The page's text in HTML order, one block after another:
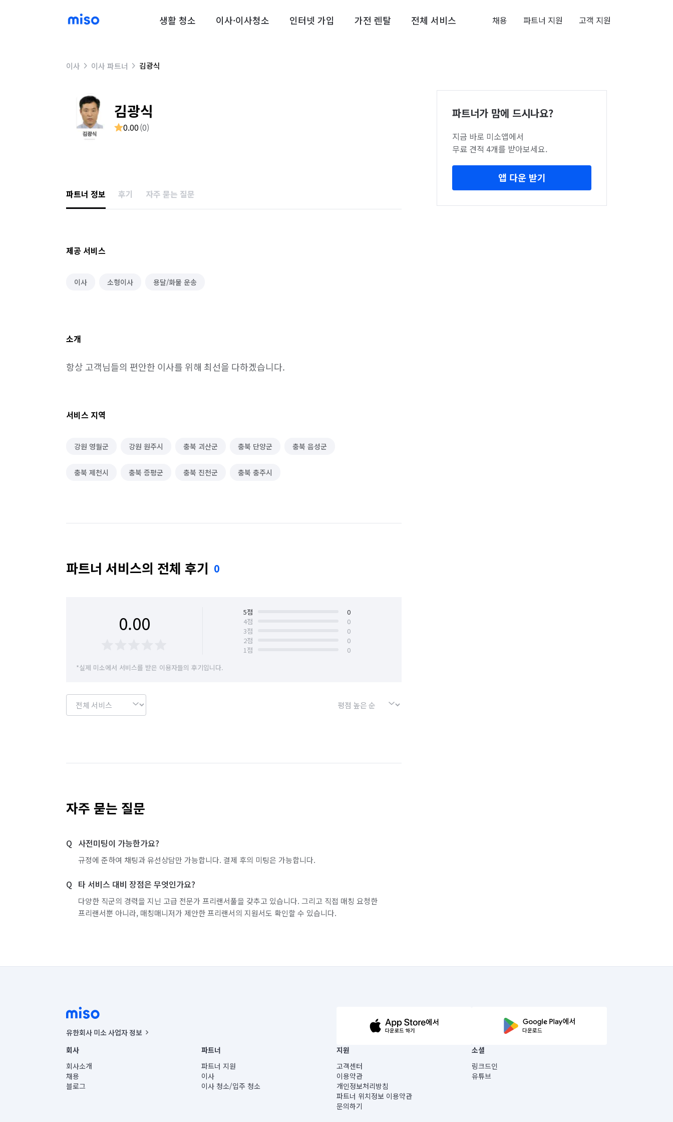
생활 청소 이사·이사청소 인터넷 가입 가전 렌탈 전체 서비스 채용 파트너 지원 고객 지원
이사 이사 파트너 김광식
김광식
0.00(0)
파트너 정보 후기 자주 묻는 질문
제공 서비스
이사 소형이사 용달/화물 운송
소개
항상 고객님들의 편안한 이사를 위해 최선을 다하겠습니다.
서비스 지역
강원 영월군 강원 원주시 충북 괴산군 충북 단양군 충북 음성군
충북 제천시 충북 증평군 충북 진천군 충북 충주시
파트너 서비스의 전체 후기 0
0.00 5점
0
4점
0
3점
0
2점
0
1점
0
*실제 미소에서 서비스를 받은 이용자들의 후기입니다.
자주 묻는 질문
사전미팅이 가능한가요?
규정에 준하여 채팅과 유선상담만 가능합니다. 결제 후의 미팅은 가능합니다.
타 서비스 대비 장점은 무엇인가요?
다양한 직군의 경력을 지닌 고급 전문가 프리랜서풀을 갖추고 있습니다. 그리고 직접 매칭 요청한
프리랜서뿐 아니라, 매칭매니저가 제안한 프리랜서의 지원서도 확인할 수 있습니다.
파트너가 맘에 드시나요?
지금 바로 미소앱에서
무료 견적 4개를 받아보세요.
앱 다운 받기
유한회사 미소 사업자 정보
사업자등록번호 : 291-87-00271 | 인허가번호 : 2016-3220163-14-5-00019 |
통신판매신고번호 : 2024-서울종로-1400(공정거래위원회 정보) |
대표이사 : CHING VICTOR COLUMBIA RHEE
주소 | 본사: 서울특별시 종로구 율곡로 6(중학동, 트윈트리빌딩) B동 5층
컨택센터 : 서울특별시 종로구 수송동 율곡로 24, 7층, 8층 미소
회사
회사소개
채용
블로그
파트너
파트너 지원
이사
이사 청소/입주 청소
지원
고객센터
이용약관
개인정보처리방침
파트너 위치정보 이용약관
문의하기
소셜
링크드인
유튜브